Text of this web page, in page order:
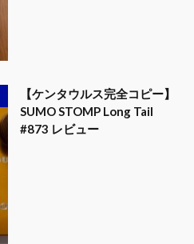
【ケンタウルス完全コピー】
SUMO STOMP Long Tail
#873 レビュー